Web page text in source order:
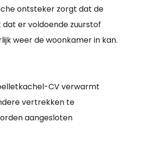
ontsteker zorgt dat de
er voldoende zuurstof
weer de woonkamer in kan.
CV verwarmt
vertrekken te
aangesloten